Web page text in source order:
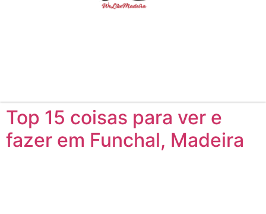
Top 15 coisas para ver e
fazer em Funchal, Madeira